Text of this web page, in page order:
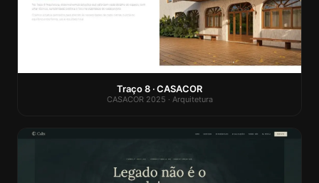
Traço 8 · CASACOR
CASACOR 2025 · Arquitetura